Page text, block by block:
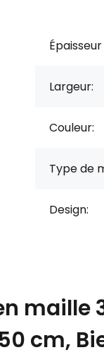
Épaisseur
Largeur:
Couleur:
Type de
Design:
maille
cm,